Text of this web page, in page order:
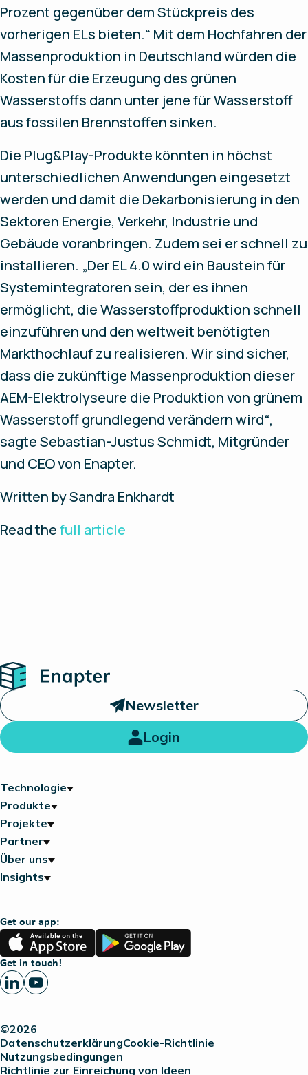
Prozent gegenüber dem Stückpreis des
vorherigen ELs bieten.“ Mit dem Hochfahren der
Massenproduktion in Deutschland würden die
Kosten für die Erzeugung des grünen
Wasserstoffs dann unter jene für Wasserstoff
aus fossilen Brennstoffen sinken.
Die Plug&Play-Produkte könnten in höchst
unterschiedlichen Anwendungen eingesetzt
werden und damit die Dekarbonisierung in den
Sektoren Energie, Verkehr, Industrie und
Gebäude voranbringen. Zudem sei er schnell zu
installieren. „Der EL 4.0 wird ein Baustein für
Systemintegratoren sein, der es ihnen
ermöglicht, die Wasserstoffproduktion schnell
einzuführen und den weltweit benötigten
Markthochlauf zu realisieren. Wir sind sicher,
dass die zukünftige Massenproduktion dieser
AEM-Elektrolyseure die Produktion von grünem
Wasserstoff grundlegend verändern wird“,
sagte Sebastian-Justus Schmidt, Mitgründer
und CEO von Enapter.
Written by Sandra Enkhardt
Read thefull article
Home
Newsletter
Login
Technologie
Produkte
Projekte
Partner
Über uns
Insights
Get our app:
App
Store
Google
Play
Get in touch!
©2026
DatenschutzerklärungCookie-Richtlinie
Nutzungsbedingungen
Richtlinie zur Einreichung von Ideen